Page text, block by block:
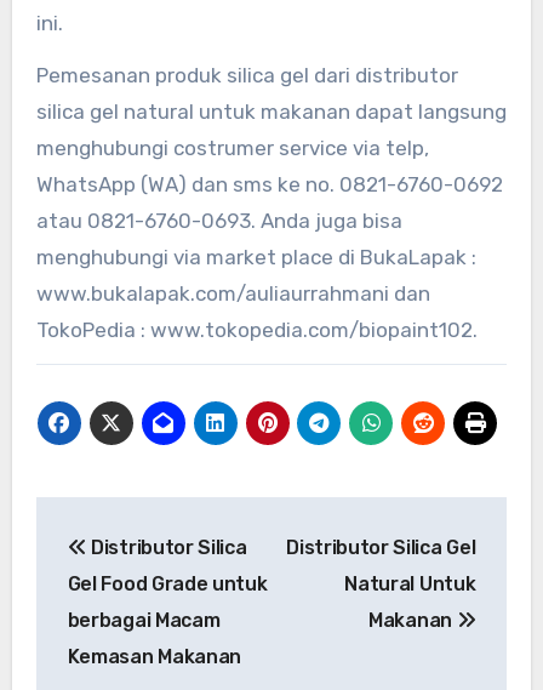
ini.
Pemesanan produk silica gel dari distributor
silica gel natural untuk makanan dapat langsung
menghubungi costrumer service via telp,
WhatsApp (WA) dan sms ke no. 0821-6760-0692
atau 0821-6760-0693. Anda juga bisa
menghubungi via market place di BukaLapak :
www.bukalapak.com/auliaurrahmani dan
TokoPedia : www.tokopedia.com/biopaint102.
navigation
Distributor Silica
Gel Food Grade untuk
berbagai Macam
Kemasan Makanan
Distributor Silica Gel
Natural Untuk
Makanan